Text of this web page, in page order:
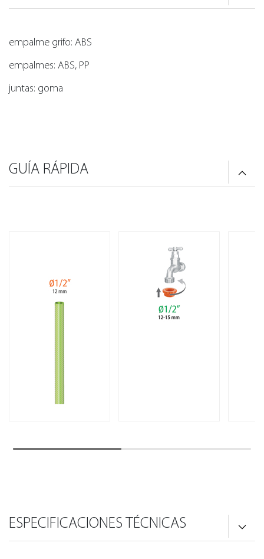
empalme grifo: ABS
empalmes: ABS, PP
juntas: goma
GUÍA RÁPIDA
ESPECIFICACIONES TÉCNICAS